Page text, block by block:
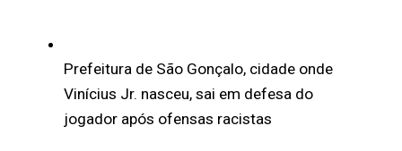
Prefeitura de São Gonçalo, cidade onde
Vinícius Jr. nasceu, sai em defesa do
jogador após ofensas racistas